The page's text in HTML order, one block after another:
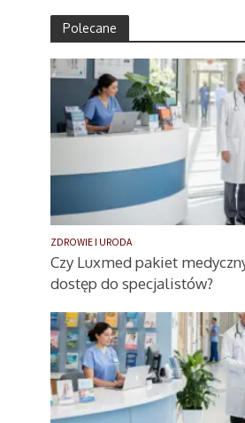
Polecane
ZDROWIE I URODA
Czy Luxmed pakiet
dostęp do specjalistów?